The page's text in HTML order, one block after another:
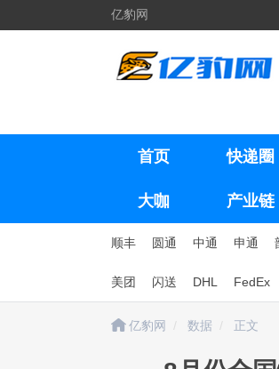
亿豹网
首页 快递圈
大咖 产业链
顺丰 圆通 中通 申通
美团 闪送 DHL FedEx
亿豹网 数据 正文